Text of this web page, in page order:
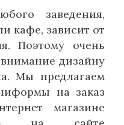
заведения,
кафе, зависит от
Поэтому очень
дизайну
Мы предлагаем
на заказ
магазине